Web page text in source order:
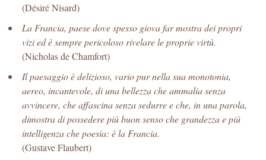
(Désiré Nisard)
La Francia, paese dove spesso giova far mostra dei propri
vizi ed è sempre pericoloso rivelare le proprie virtù.
(Nicholas de Chamfort)
Il paesaggio è delizioso, vario pur nella sua monotonia,
aereo, incantevole, di una bellezza che ammalia senza
avvincere, che affascina senza sedurre e che, in una parola,
dimostra di possedere più buon senso che grandezza e più
intelligenza che poesia: è la Francia.
(Gustave Flaubert)